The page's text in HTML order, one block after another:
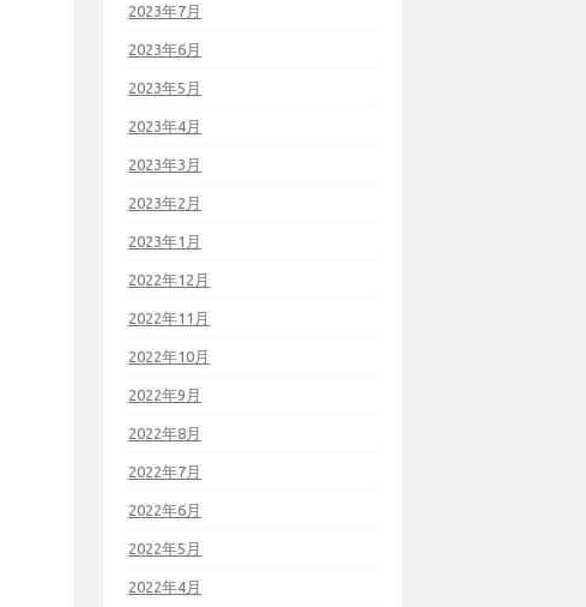
2023年7月
2023年6月
2023年5月
2023年4月
2023年3月
2023年2月
2023年1月
2022年12月
2022年11月
2022年10月
2022年9月
2022年8月
2022年7月
2022年6月
2022年5月
2022年4月